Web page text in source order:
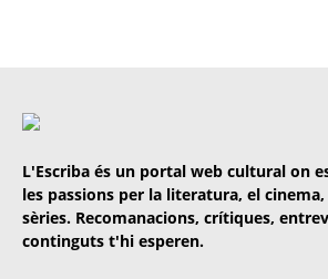
L'Escriba és un portal web cultural on
les passions per la literatura, el
sèries. Recomanacions, crítiques,
continguts t'hi esperen.